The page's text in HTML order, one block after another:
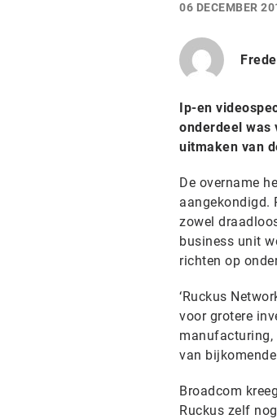
06 DECEMBER
Ip-en
onderdeel was
uitmaken van
De overname
aangekondigd.
zowel
business unit
richten op
‘Ruckus
voor grotere
manufacturing,
van
Broadcom
Ruckus zelf